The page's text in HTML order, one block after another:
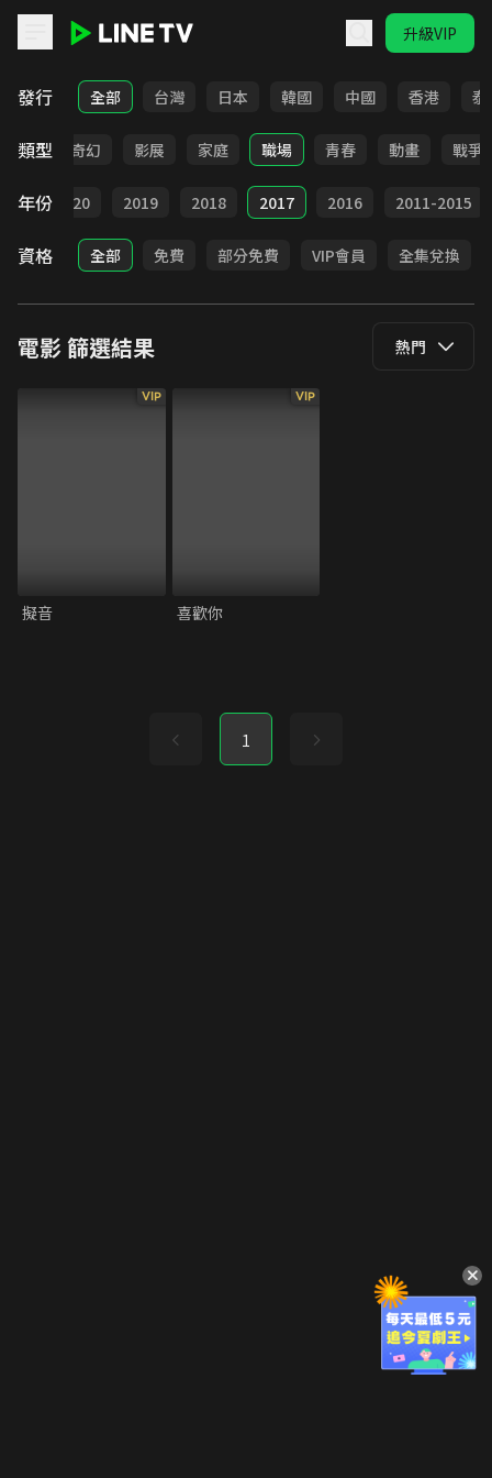
升級VIP
LINE TV - 電影
發行 全部 台灣 日本 韓國 中國 香港 泰
類型
懸疑 奇幻 影展 家庭 職場 青春 動畫 戰爭
年份 2020 2019 2018 2017 2016 2011-2015
資格 全部 免費 部分免費 VIP會員 全集兌換
電影篩選結果 熱門
VIP
擬音
VIP
喜歡你
1